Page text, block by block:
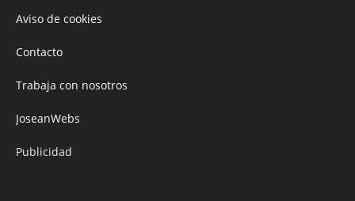
Aviso de cookies
Contacto
Trabaja con nosotros
JoseanWebs
Publicidad